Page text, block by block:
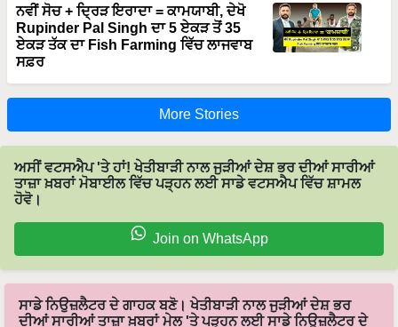
ਨਵੀਂ ਸੋਚ + ਦ੍ਰਿੜ ਇਰਾਦਾ = ਕਾਮਯਾਬੀ, ਦੇਖੋ
Rupinder Pal Singh ਦਾ 5 ਏਕੜ ਤੋਂ 35
ਏਕੜ ਤੱਕ ਦਾ Fish Farming ਵਿੱਚ ਲਾਜਵਾਬ
ਸਫ਼ਰ
More Stories
ਅਸੀਂ ਵਟਸਐਪ 'ਤੇ ਹਾਂ! ਖੇਤੀਬਾੜੀ ਨਾਲ ਜੁੜੀਆਂ ਦੇਸ਼ ਭਰ ਦੀਆਂ ਸਾਰੀਆਂ
ਤਾਜ਼ਾ ਖ਼ਬਰਾਂ ਮੋਬਾਈਲ ਵਿੱਚ ਪੜ੍ਹਨ ਲਈ ਸਾਡੇ ਵਟਸਐਪ ਵਿੱਚ ਸ਼ਾਮਲ
ਹੋਵੋ।
Join on WhatsApp
ਸਾਡੇ ਨਿਉਜ਼ਲੈਟਰ ਦੇ ਗਾਹਕ ਬਣੋ। ਖੇਤੀਬਾੜੀ ਨਾਲ ਜੁੜੀਆਂ ਦੇਸ਼ ਭਰ
ਦੀਆਂ ਸਾਰੀਆਂ ਤਾਜ਼ਾ ਖ਼ਬਰਾਂ ਮੇਲ 'ਤੇ ਪੜ੍ਹਨ ਲਈ ਸਾਡੇ ਨਿਉਜ਼ਲੈਟਰ ਦੇ